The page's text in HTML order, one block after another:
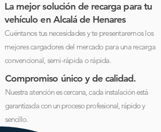
La mejor solución de recarga para tu
vehículo en Alcalá de Henares
Cuéntanos tus necesidades y te presentaremoslos
mejores cargadores del mercado para una recarga
convencional, semi-rápida o rápida.
Compromiso único y de calidad.
Nuestra atención es cercana, cada instalación está
garantizada con un proceso profesional, rápido y
sencillo.